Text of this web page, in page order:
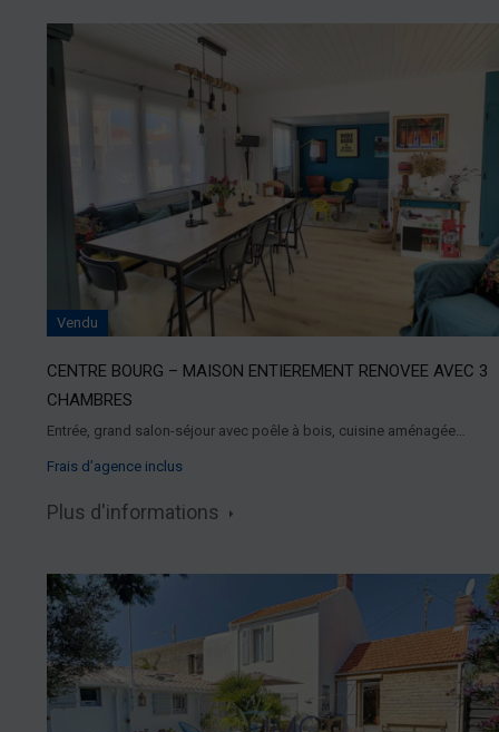
Vendu
CENTRE BOURG – MAISON ENTIEREMENT RENOVEE AVEC 3
CHAMBRES
Entrée, grand salon-séjour avec poêle à bois, cuisine aménagée…
Frais d’agence inclus
Plus d'informations